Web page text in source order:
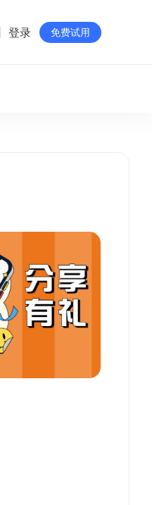
登录 免费试用